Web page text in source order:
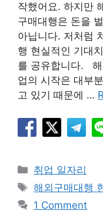
작했어요. 하지만
구매대행은 돈을
아닙니다. 저처럼
행 현실적인 기대
를 공유합니다. 해
업의 시작은 대부
고 있기 때문에 …
Categories
취업 일자리
Tags
해외구매대행
1 Comment